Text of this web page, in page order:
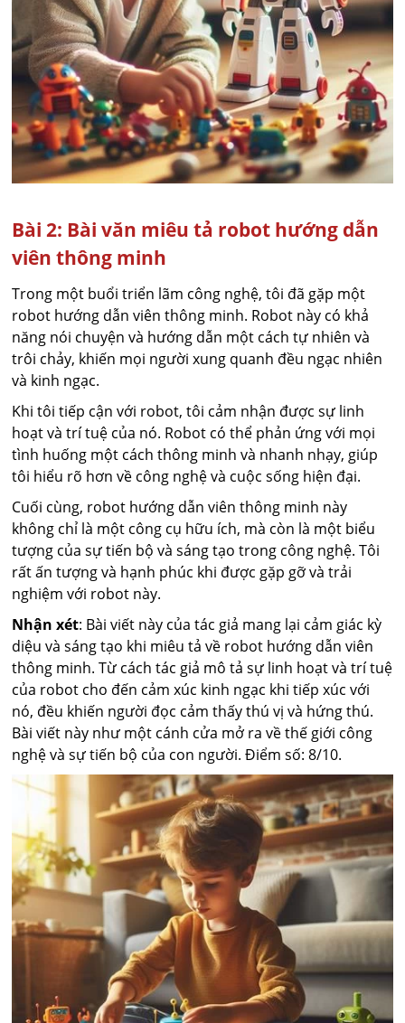
Bài 2: Bài văn miêu tả robot hướng dẫn
viên thông minh
Trong một buổi triển lãm công nghệ, tôi đã gặp một
robot hướng dẫn viên thông minh. Robot này có khả
năng nói chuyện và hướng dẫn một cách tự nhiên và
trôi chảy, khiến mọi người xung quanh đều ngạc nhiên
và kinh ngạc.
Khi tôi tiếp cận với robot, tôi cảm nhận được sự linh
hoạt và trí tuệ của nó. Robot có thể phản ứng với mọi
tình huống một cách thông minh và nhanh nhạy, giúp
tôi hiểu rõ hơn về công nghệ và cuộc sống hiện đại.
Cuối cùng, robot hướng dẫn viên thông minh này
không chỉ là một công cụ hữu ích, mà còn là một biểu
tượng của sự tiến bộ và sáng tạo trong công nghệ. Tôi
rất ấn tượng và hạnh phúc khi được gặp gỡ và trải
nghiệm với robot này.
Nhận xét: Bài viết này của tác giả mang lại cảm giác kỳ
diệu và sáng tạo khi miêu tả về robot hướng dẫn viên
thông minh. Từ cách tác giả mô tả sự linh hoạt và trí tuệ
của robot cho đến cảm xúc kinh ngạc khi tiếp xúc với
nó, đều khiến người đọc cảm thấy thú vị và hứng thú.
Bài viết này như một cánh cửa mở ra về thế giới công
nghệ và sự tiến bộ của con người. Điểm số: 8/10.